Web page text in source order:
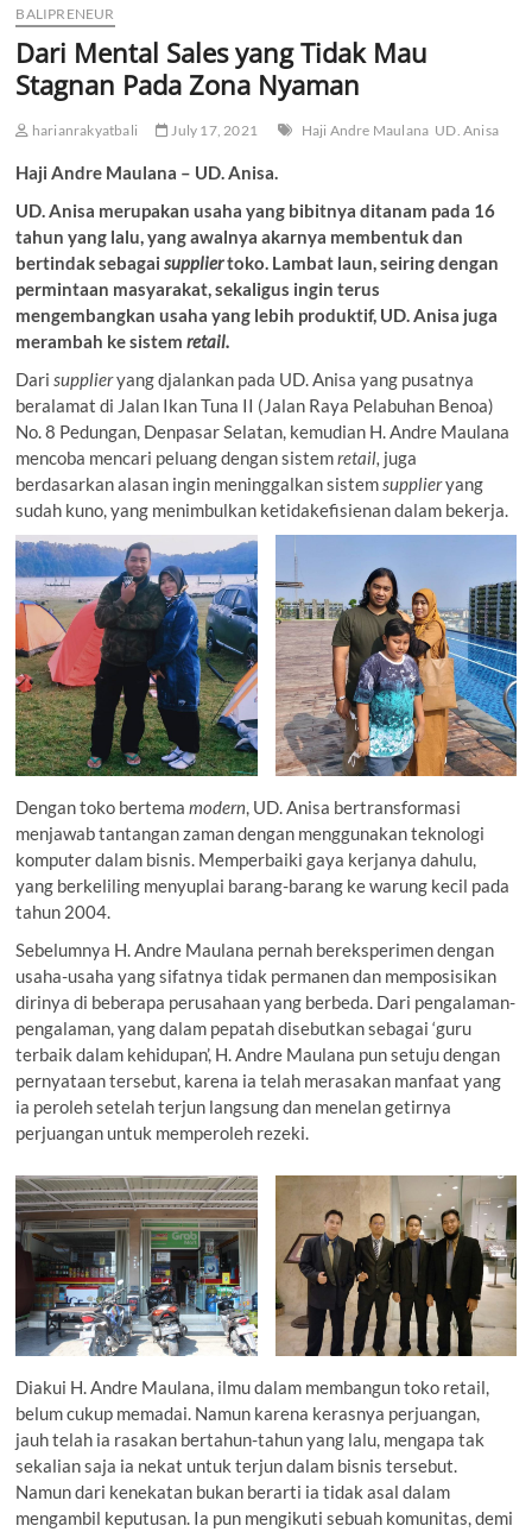
BALIPRENEUR
Dari Mental Sales yang Tidak Mau
Stagnan Pada Zona Nyaman
harianrakyatbali July 17, 2021 Haji Andre Maulana UD. Anisa
Haji Andre Maulana – UD. Anisa.
UD. Anisa merupakan usaha yang bibitnya ditanam pada 16
tahun yang lalu, yang awalnya akarnya membentuk dan
bertindak sebagaisuppliertoko. Lambat laun, seiring dengan
permintaan masyarakat, sekaligus ingin terus
mengembangkan usaha yang lebih produktif, UD. Anisa juga
merambah ke sistem retail.
Darisupplieryang djalankan pada UD. Anisa yang pusatnya
beralamat di Jalan Ikan Tuna II (Jalan Raya Pelabuhan Benoa)
No. 8 Pedungan, Denpasar Selatan, kemudian H. Andre Maulana
mencoba mencari peluang dengan sistemretail, juga
berdasarkan alasan ingin meninggalkan sistemsupplieryang
sudah kuno, yang menimbulkan ketidakefisienan dalam bekerja.
Dengan toko bertemamodern, UD. Anisa bertransformasi
menjawab tantangan zaman dengan menggunakan teknologi
komputer dalam bisnis. Memperbaiki gaya kerjanya dahulu,
yang berkeliling menyuplai barang-barang ke warung kecil pada
tahun 2004.
Sebelumnya H. Andre Maulana pernah bereksperimen dengan
usaha-usaha yang sifatnya tidak permanen dan memposisikan
dirinya di beberapa perusahaan yang berbeda. Dari pengalaman-
pengalaman, yang dalam pepatah disebutkan sebagai ‘guru
terbaik dalam kehidupan’, H. Andre Maulana pun setuju dengan
pernyataan tersebut, karena ia telah merasakan manfaat yang
ia peroleh setelah terjun langsung dan menelan getirnya
perjuangan untuk memperoleh rezeki.
Diakui H. Andre Maulana, ilmu dalam membangun toko retail,
belum cukup memadai. Namun karena kerasnya perjuangan,
jauh telah ia rasakan bertahun-tahun yang lalu, mengapa tak
sekalian saja ia nekat untuk terjun dalam bisnis tersebut.
Namun dari kenekatan bukan berarti ia tidak asal dalam
mengambil keputusan. Ia pun mengikuti sebuah komunitas, demi